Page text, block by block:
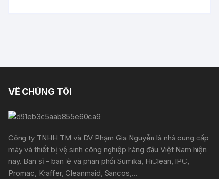
VỀ CHÚNG TÔI
Công ty TNHH TM và DV Phạm Gia Nguyễn là nhà cung cấp
máy và thiết bị vệ sinh công nghiệp hàng đầu Việt Nam hiện
nay. Bán sỉ - bán lẻ và phân phối Sumika, HiClean, IPC,
Promac, Kraffer, Cleanmaid, Sancos,...